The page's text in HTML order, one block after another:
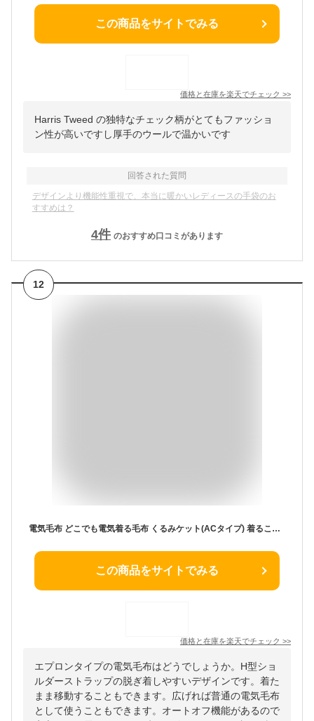
この商品をサイトでみる
価格と在庫を楽天でチェック >>
Harris Tweed の独特なチェック柄がとてもファッショ
ン性が高いですし厚手のウールで温かいです
回答された質問
デザインより機能性重視で、本当に暖かいレディースの手袋のお
すすめは？
4件 のおすすめ口コミがあります
12
電気毛布 どこでも電気着る毛布 くるみケット(ACタイプ) 着るこたつ YAPP-401AC 節電 着るコタツ 一人用 こたつ 電気ひざ掛け毛布 ひざ掛け ブランケット ホットカーペット ホットマット 在宅勤務 テレワーク 【送料無料】 山善/YAMAZEN/ヤマゼン 1204P
この商品をサイトでみる
価格と在庫を楽天でチェック >>
エプロンタイプの電気毛布はどうでしょうか。H型ショ
ルダーストラップの脱ぎ着しやすいデザインです。着た
まま移動することもできます。広げれば普通の電気毛布
として使うこともできます。オートオフ機能があるので